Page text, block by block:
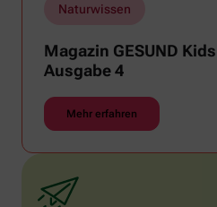
Naturwissen
Magazin GESUND
Ausgabe 4
Mehr erfahren